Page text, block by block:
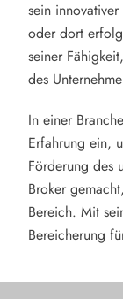
sein
oder dort
seiner
des
In einer
Erfahrung ein,
Förderung des
Broker
Bereich. Mit
Bereicherung